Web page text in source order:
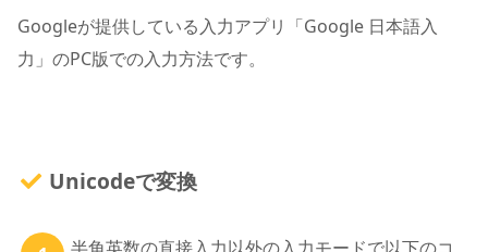
Googleが提供している入力アプリ「Google 日本語入
力」のPC版での入力方法です。
Unicodeで変換